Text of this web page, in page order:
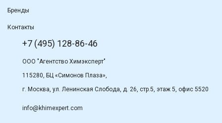
Бренды
Контакты
+7 (495) 128-86-46
ООО "Агентство Химэксперт"
115280, БЦ «Симонов Плаза»,
г. Москва, ул. Ленинская Слобода, д. 26, стр.5, этаж 5, офис 5520
info@khimexpert.com